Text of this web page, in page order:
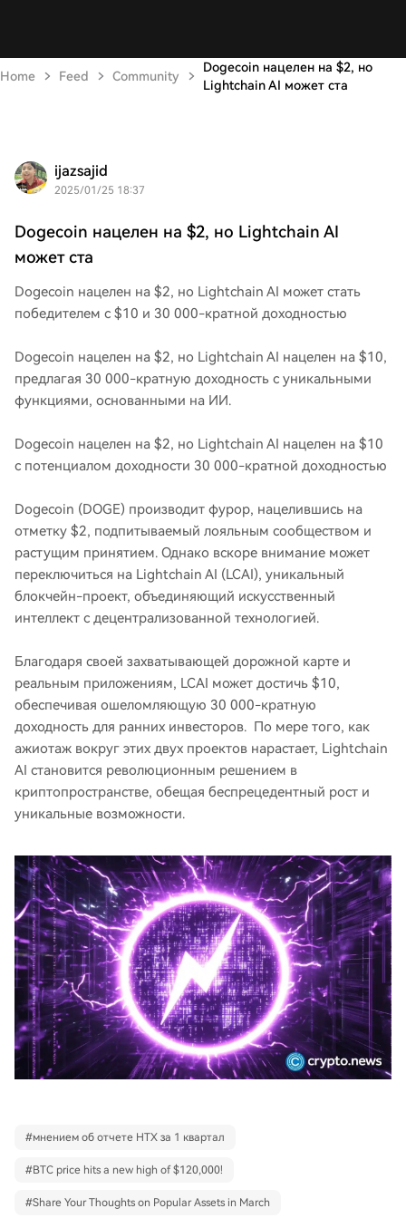
Home Feed Community
Dogecoin нацелен на $2, но
Lightchain AI может ста
ijazsajid
2025/01/25 18:37
Dogecoin нацелен на $2, но Lightchain AI
может ста
Dogecoin нацелен на $2, но Lightchain AI может стать
победителем с $10 и 30 000-кратной доходностью
Dogecoin нацелен на $2, но Lightchain AI нацелен на $10,
предлагая 30 000-кратную доходность с уникальными
функциями, основанными на ИИ.
Dogecoin нацелен на $2, но Lightchain AI нацелен на $10
с потенциалом доходности 30 000-кратной доходностью
Dogecoin (DOGE) производит фурор, нацелившись на
отметку $2, подпитываемый лояльным сообществом и
растущим принятием. Однако вскоре внимание может
переключиться на Lightchain AI (LCAI), уникальный
блокчейн-проект, объединяющий искусственный
интеллект с децентрализованной технологией.
Благодаря своей захватывающей дорожной карте и
реальным приложениям, LCAI может достичь $10,
обеспечивая ошеломляющую 30 000-кратную
доходность для ранних инвесторов. По мере того, как
ажиотаж вокруг этих двух проектов нарастает, Lightchain
AI становится революционным решением в
криптопространстве, обещая беспрецедентный рост и
уникальные возможности.
#мнением об отчете HTX за 1 квартал
#BTC price hits a new high of $120,000!
#Share Your Thoughts on Popular Assets in March